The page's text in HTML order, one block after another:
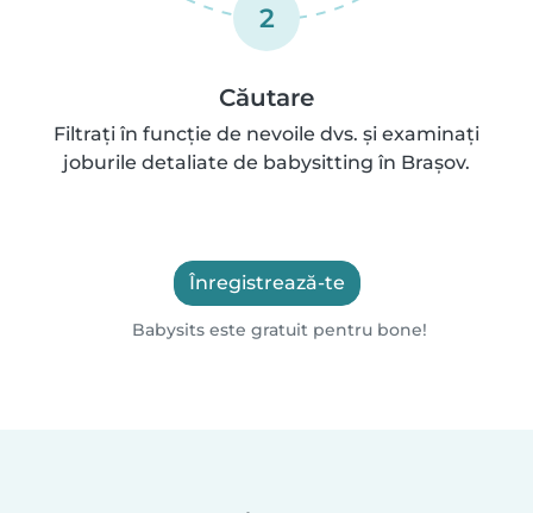
2
Căutare
Filtrați în funcție de nevoile dvs. și examinați
joburile detaliate de babysitting în Brașov.
Înregistrează-te
Babysits este gratuit pentru bone!